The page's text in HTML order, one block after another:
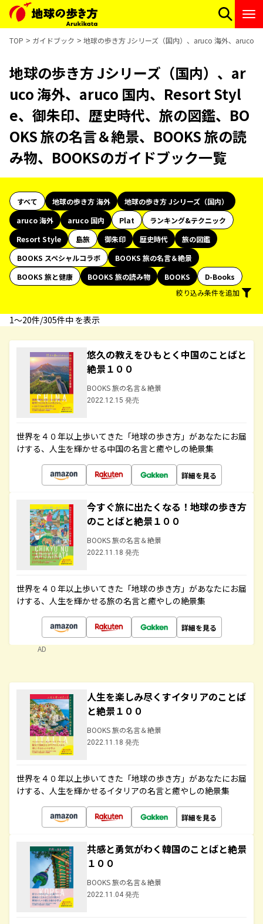
TOP ガイドブック 地球の歩き方 Jシリーズ（国内）、aruco 海外、aruco
地球の歩き方 Jシリーズ（国内）、ar
uco 海外、aruco 国内、Resort Styl
e、御朱印、歴史時代、旅の図鑑、BO
OKS 旅の名言＆絶景、BOOKS 旅の読
み物、BOOKSのガイドブック一覧
すべて 地球の歩き方 海外
地球の歩き方 Jシリーズ（国内）
aruco 海外
aruco 国内 Plat
ランキング&テクニック
Resort Style
島旅 御朱印 歴史時代
旅の図鑑
BOOKS スペシャルコラボ
BOOKS 旅の名言＆絶景
BOOKS 旅と健康
BOOKS 旅の読み物 BOOKS
D-Books
絞り込み条件を追加
1〜20件/305件中 を表示
悠久の教えをひもとく中国のことばと
絶景１００
BOOKS 旅の名言＆絶景
2022.12.15 発売
世界を４０年以上歩いてきた「地球の歩き方」があなたにお届
けする、人生を輝かせる中国の名言と癒やしの絶景集
詳細を見る
今すぐ旅に出たくなる！地球の歩き方
のことばと絶景１００
BOOKS 旅の名言＆絶景
2022.11.18 発売
世界を４０年以上歩いてきた「地球の歩き方」があなたにお届
けする、人生を輝かせる旅の名言と癒やしの絶景集
詳細を見る
AD
人生を楽しみ尽くすイタリアのことば
と絶景１００
BOOKS 旅の名言＆絶景
2022.11.18 発売
世界を４０年以上歩いてきた「地球の歩き方」があなたにお届
けする、人生を輝かせるイタリアの名言と癒やしの絶景集
詳細を見る
共感と勇気がわく韓国のことばと絶景
１００
BOOKS 旅の名言＆絶景
2022.11.04 発売